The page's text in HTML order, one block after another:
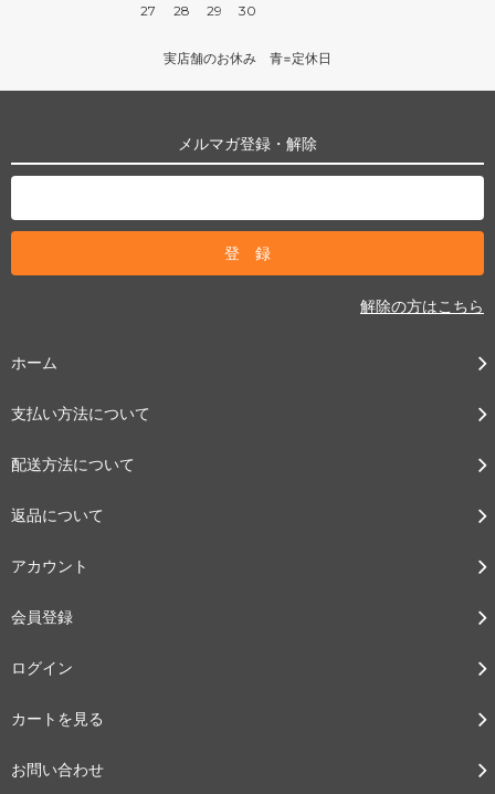
27
28 29 30
実店舗のお休み 青=定休日
メルマガ登録・解除
解除の方はこちら
ホーム
支払い方法について
配送方法について
返品について
アカウント
会員登録
ログイン
カートを見る
お問い合わせ